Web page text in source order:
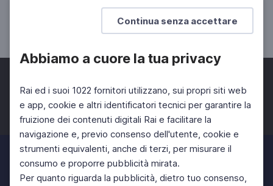
Continua senza accettare
Abbiamo a cuore la tua privacy
Rai ed i suoi 1022 fornitori utilizzano, sui propri siti web
e app, cookie e altri identificatori tecnici per garantire la
fruizione dei contenuti digitali Rai e facilitare la
navigazione e, previo consenso dell'utente, cookie e
strumenti equivalenti, anche di terzi, per misurare il
consumo e proporre pubblicità mirata.
Per quanto riguarda la pubblicità, dietro tuo consenso,
SCUOLA SECONDARIA 2°
Facebook Twitter Instagram